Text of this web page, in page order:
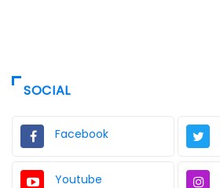
SOCIAL
Facebook
Youtube